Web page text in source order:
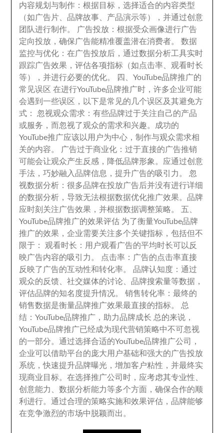
内容规划与制作 ：根据目标 ，选择适合的内容类型
（如广告片 、品牌故事 产品演示等） ， 并通过创意
团队进行制作。 广告投放 ：根据受众画像进行广告
定向投放 ，确保广告能精准覆盖潜在消费者。数据
监控与优化 ：在广告投放后 ，通过数据分析工具实时
跟踪广告效果 ，评估各项指标（如点击率
观看时长
等）
， 并进行必要的优化。 四 、YouTube品牌推广的
常见误区 在进行YouTube品牌推广时 ，许多企业可能
会遇到一些误区 ，
以下是常见的几个误区及其避免方
式 ： 忽视观众需求 ：有些品牌过于关注自己的产品
或服务 ， 而忽视了观众的需求和兴趣。 成功的
YouTube推广应该以用户为中心 ，制作与观众需求相
关的内容。 广告过于商业化 ：过于直接的广告推销
可能会让观众产生反感 ， 降低品牌形象 。 应通过创意
手法 ，巧妙融入品牌信息 ，提升广告的吸引力 。 忽
视数据分析 ：很多品牌在投放广告后并没有进行详细
的数据分析 ， 导致无法根据数据优化推广效果。品牌
应时刻关注广告效果 ， 并根据数据调整策略。 五
YouTube品牌推广的效果评估 为了衡量YouTube品牌
推广的效果 ，企业需要关注多个关键指标 ，包括但不
限于 ： 观看时长 ： 用户观看广告的平均时长可以反
映广告内容的吸引力 。 点击率 ： 广告的点击率直接
反映了广告的互动性和转化率。品牌认知度 ：通过
观众的反馈 、社交媒体的讨论 、品牌搜索量等数据 ，
评估品牌的知名度提升情况。销售转化率 ：最终的
销售数据是衡量品牌推广效果最直接的指标。 总
结 ：YouTube品牌推广 ， 助力品牌成长 总的来说 ，
YouTube品牌推广已经成为现代营销策略中不可忽视
的一部分。通过选择合适的YouTube品牌推广公司
，
企业可以借助平台的庞大用户基础和强大的广告投放
系统 ，快速提升品牌曝光 ，增加客户粘性 ， 并最终实
现商业目标。在选择推广公司时 ， 应考虑其专业性
创意能力
、数据分析能力等多个方面 ，确保合作的顺
利进行。通过合理的策略实施和效果评估 ，品牌能够
在竞争激烈的市场中脱颖而出 。